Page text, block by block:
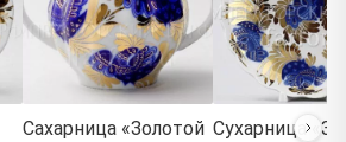
Сахарница «Золотой Сухарница